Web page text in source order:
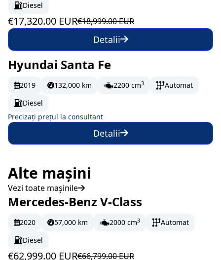
Diesel
€17,320.00 EUR€18,999.00 EUR
Detalii
La comandă
Hyundai Santa Fe
2019 132,000 km 2200 cm3
Automat
Diesel
Precizați prețul la consultant
Detalii
Alte mașini
Vezi toate mașinile
În stoc
1049.98 EUR/lună
Mercedes-Benz V-Class
2020 57,000 km 2000 cm3
Automat
Diesel
€62,999.00 EUR€66,799.00 EUR